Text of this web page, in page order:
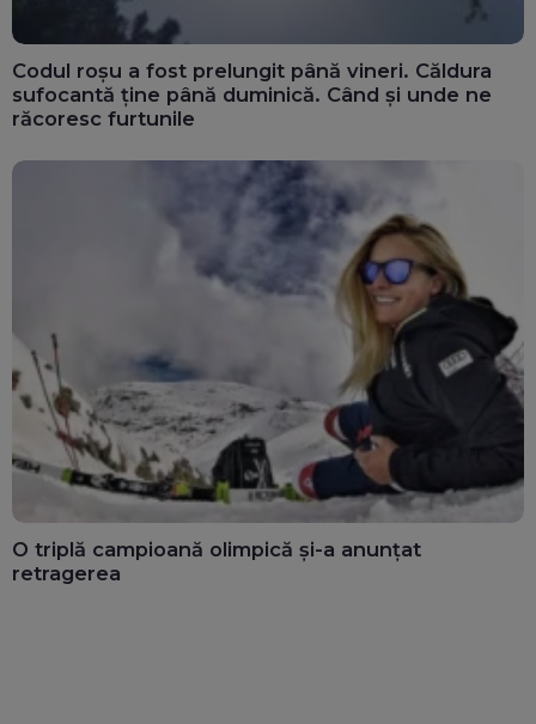
Codul roșu a fost prelungit până vineri. Căldura
sufocantă ține până duminică. Când și unde ne
răcoresc furtunile
O triplă campioană olimpică și-a anunțat
retragerea